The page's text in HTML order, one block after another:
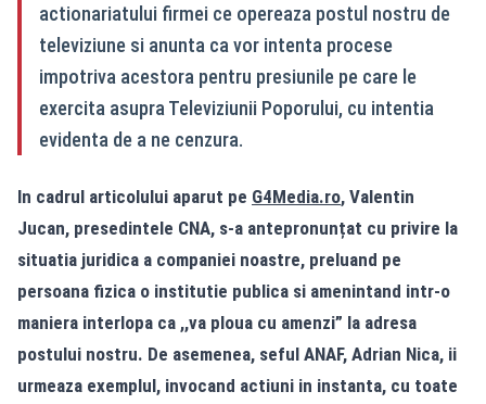
actionariatului firmei ce opereaza postul nostru de
televiziune si anunta ca vor intenta procese
impotriva acestora pentru presiunile pe care le
exercita asupra Televiziunii Poporului, cu intentia
evidenta de a ne cenzura.
In cadrul articolului aparut pe G4Media.ro, Valentin
Jucan, presedintele CNA, s-a antepronunțat cu privire la
situatia juridica a companiei noastre, preluand pe
persoana fizica o institutie publica si amenintand intr-o
maniera interlopa ca ,,va ploua cu amenzi” la adresa
postului nostru. De asemenea, seful ANAF, Adrian Nica, ii
urmeaza exemplul, invocand actiuni in instanta, cu toate